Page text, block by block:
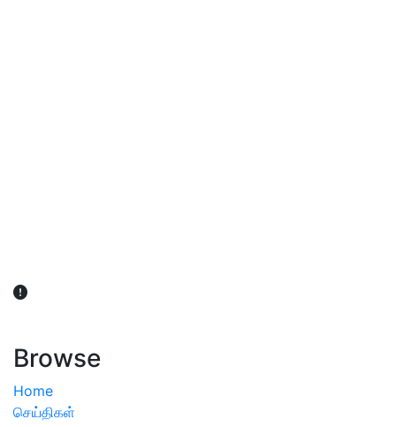
Browse
Home
செய்திகள்